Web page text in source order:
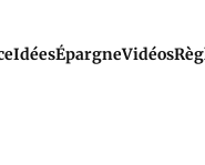
IdéesÉpargneVidéos